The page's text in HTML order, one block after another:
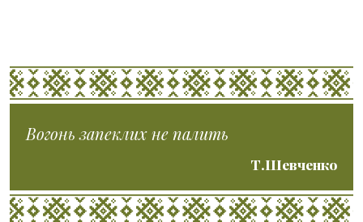
Вогонь запеклих не палить
Т.Шевченко